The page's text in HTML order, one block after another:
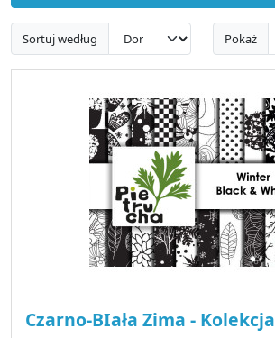
Sortuj według Pokaż
Czarno-BIała Zima - Kolekcja